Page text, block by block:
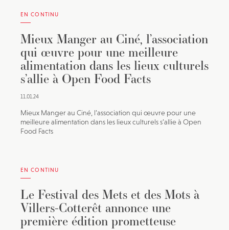
EN CONTINU
Mieux Manger au Ciné, l’association
qui œuvre pour une meilleure
alimentation dans les lieux culturels
s’allie à Open Food Facts
11.01.24
Mieux Manger au Ciné, l’association qui œuvre pour une
meilleure alimentation dans les lieux culturels s’allie à Open
Food Facts
EN CONTINU
Le Festival des Mets et des Mots à
Villers-Cotterêt annonce une
première édition prometteuse